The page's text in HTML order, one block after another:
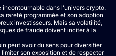
dans l’univers crypto.
rareté programmée et son adoption
investisseurs. Mais sa volatilité,
de fraude doivent inciter à la
peut avoir du sens pour diversifier
son exposition et de respecter